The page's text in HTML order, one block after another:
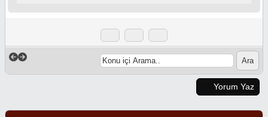
Yorum Yaz